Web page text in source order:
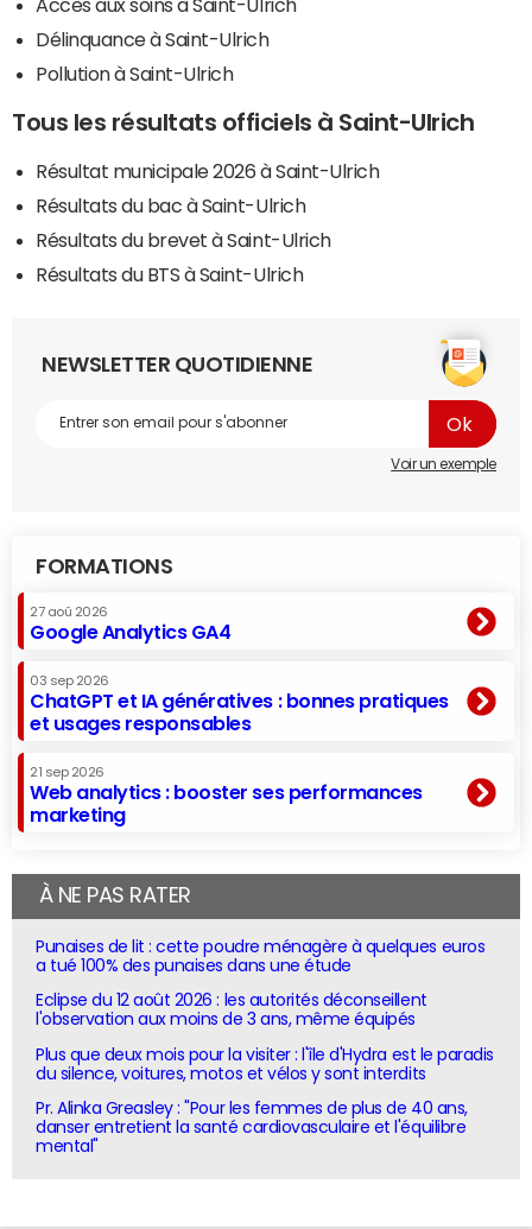
Accès aux soins à Saint-Ulrich
Délinquance à Saint-Ulrich
Pollution à Saint-Ulrich
Tous les résultats officiels à Saint-Ulrich
Résultat municipale 2026 à Saint-Ulrich
Résultats du bac à Saint-Ulrich
Résultats du brevet à Saint-Ulrich
Résultats du BTS à Saint-Ulrich
NEWSLETTER QUOTIDIENNE
Voir un exemple
FORMATIONS
27 aoû 2026
Google Analytics GA4
03 sep 2026
ChatGPT et IA génératives : bonnes pratiques
et usages responsables
21 sep 2026
Web analytics : booster ses performances
marketing
À NE PAS RATER
Punaises de lit : cette poudre ménagère à quelques euros
a tué 100% des punaises dans une étude
Eclipse du 12 août 2026 : les autorités déconseillent
l'observation aux moins de 3 ans, même équipés
Plus que deux mois pour la visiter : l'île d'Hydra est le paradis
du silence, voitures, motos et vélos y sont interdits
Pr. Alinka Greasley : "Pour les femmes de plus de 40 ans,
danser entretient la santé cardiovasculaire et l'équilibre
mental"